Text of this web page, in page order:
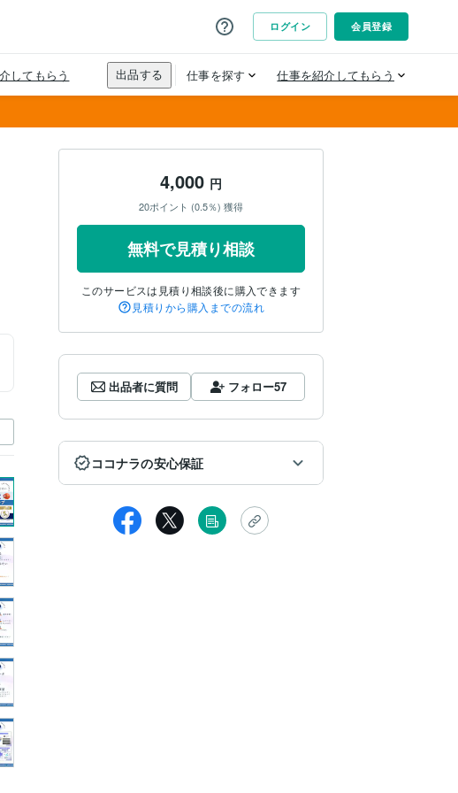
4,000 円
20ポイント (0.5％) 獲得
無料で見積り相談
このサービスは見積り相談後に購入できます
見積りから購入までの流れ
出品者に質問 フォロー57
ココナラの安心保証